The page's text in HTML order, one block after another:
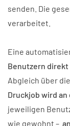
senden. Die
verarbeitet.
Eine
Benutzern direkt
Abgleich über
Druckjob wird an
jeweiligen
wie gewohnt –